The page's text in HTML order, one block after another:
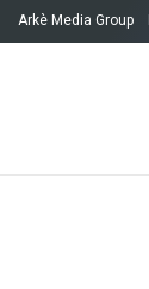
Arkè Media Group